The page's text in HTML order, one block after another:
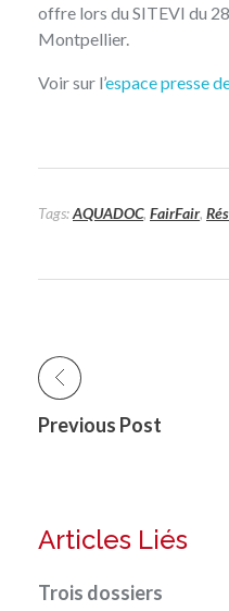
offre lors du SITEVI du
Montpellier.
Voir sur l’espace presse
Tags:AQUADOC, FairFair,
Previous Post
Articles Liés
Trois dossiers